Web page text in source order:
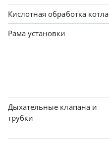
Кислотная обработка котла
Рама установки
Дыхательные клапана и
трубки